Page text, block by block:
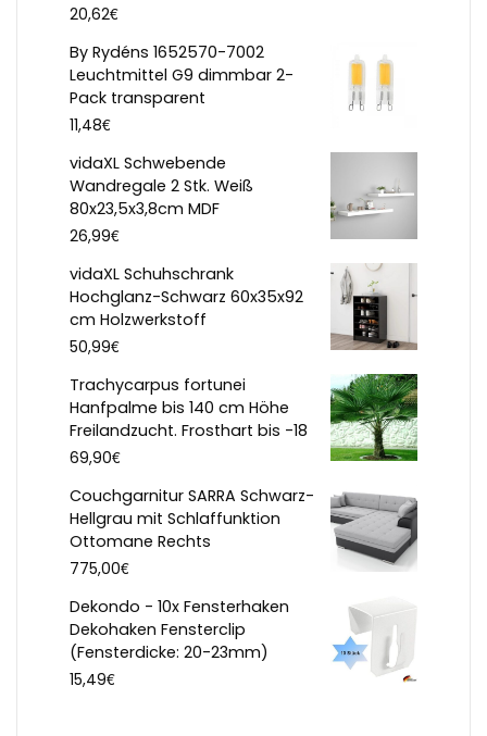
20,62€
By Rydéns 1652570-7002
Leuchtmittel G9 dimmbar 2-
Pack transparent
11,48€
vidaXL Schwebende
Wandregale 2 Stk. Weiß
80x23,5x3,8cm MDF
26,99€
vidaXL Schuhschrank
Hochglanz-Schwarz 60x35x92
cm Holzwerkstoff
50,99€
Trachycarpus fortunei
Hanfpalme bis 140 cm Höhe
Freilandzucht. Frosthart bis -18
69,90€
Couchgarnitur SARRA Schwarz-
Hellgrau mit Schlaffunktion
Ottomane Rechts
775,00€
Dekondo - 10x Fensterhaken
Dekohaken Fensterclip
(Fensterdicke: 20-23mm)
15,49€